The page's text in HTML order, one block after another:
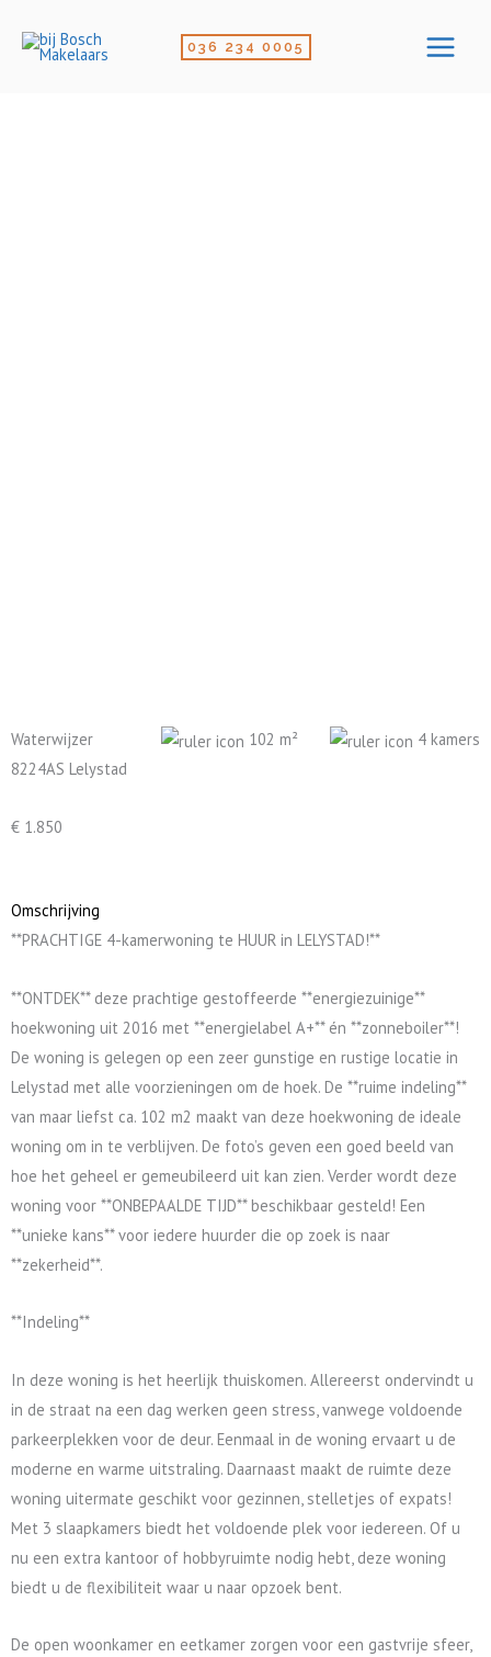
naar
036 234 0005
Waterwijzer
8224AS Lelystad
€ 1.850
102 m² 4 kamers
Omschrijving
**PRACHTIGE 4-kamerwoning te HUUR in LELYSTAD!**
**ONTDEK** deze prachtige gestoffeerde **energiezuinige**
hoekwoning uit 2016 met **energielabel A+** én **zonneboiler**!
De woning is gelegen op een zeer gunstige en rustige locatie in
Lelystad met alle voorzieningen om de hoek. De **ruime indeling**
van maar liefst ca. 102 m2 maakt van deze hoekwoning de ideale
woning om in te verblijven. De foto’s geven een goed beeld van
hoe het geheel er gemeubileerd uit kan zien. Verder wordt deze
woning voor **ONBEPAALDE TIJD** beschikbaar gesteld! Een
**unieke kans** voor iedere huurder die op zoek is naar
**zekerheid**.
**Indeling**
In deze woning is het heerlijk thuiskomen. Allereerst ondervindt u
in de straat na een dag werken geen stress, vanwege voldoende
parkeerplekken voor de deur. Eenmaal in de woning ervaart u de
moderne en warme uitstraling. Daarnaast maakt de ruimte deze
woning uitermate geschikt voor gezinnen, stelletjes of expats!
Met 3 slaapkamers biedt het voldoende plek voor iedereen. Of u
nu een extra kantoor of hobbyruimte nodig hebt, deze woning
biedt u de flexibiliteit waar u naar opzoek bent.
De open woonkamer en eetkamer zorgen voor een gastvrije sfeer,